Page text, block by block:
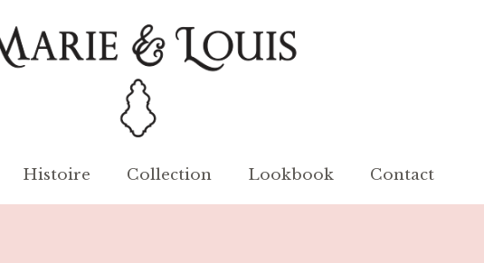
Histoire Collection Lookbook Contact